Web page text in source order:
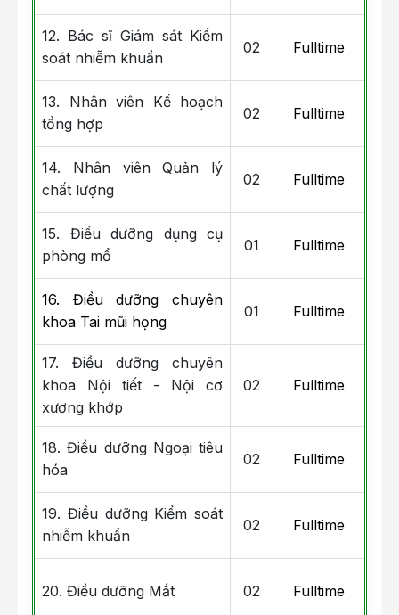
12. Bác sĩ Giám sát Kiểm
soát nhiễm khuẩn
02 Fulltime
13. Nhân viên Kế hoạch
tổng hợp
02 Fulltime
14. Nhân viên Quản lý
chất lượng
02 Fulltime
15. Điều dưỡng dụng cụ
phòng mổ
01 Fulltime
16. Điều dưỡng chuyên
khoa Tai mũi họng
01 Fulltime
17. Điều dưỡng chuyên
khoa Nội tiết - Nội cơ
xương khớp
02 Fulltime
18. Điều dưỡng Ngoại tiêu
hóa
02 Fulltime
19. Điều dưỡng Kiểm soát
nhiễm khuẩn
02 Fulltime
20. Điều dưỡng Mắt 02 Fulltime